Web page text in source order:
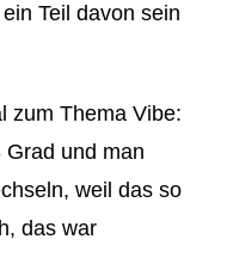
Teil davon sein
zum Thema Vibe:
Grad und man
weil das so
das war